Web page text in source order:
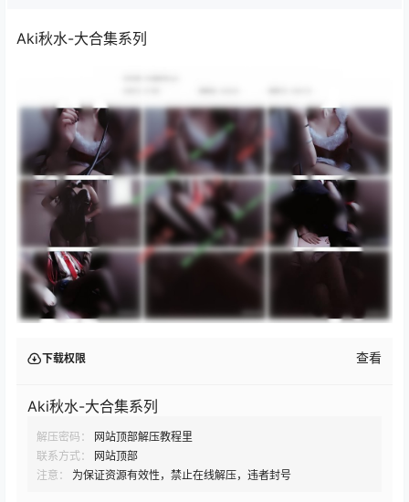
Aki秋水-大合集系列
下载权限 查看
Aki秋水-大合集系列
解压密码：
网站顶部解压教程里
联系方式：
网站顶部
注意：
为保证资源有效性，禁止在线解压，违者封号